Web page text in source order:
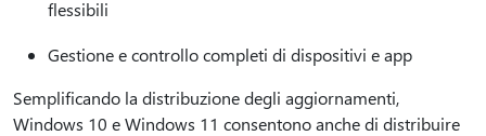
flessibili
Gestione e controllo completi di dispositivi e app
Semplificando la distribuzione degli aggiornamenti,
Windows 10 e Windows 11 consentono anche di distribuire